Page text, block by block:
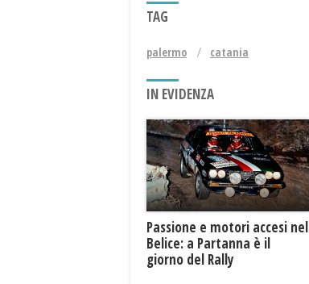
TAG
palermo catania
IN EVIDENZA
Passione e motori accesi nel
Belice: a Partanna è il
giorno del Rally